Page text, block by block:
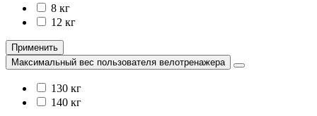
8 кг
12 кг
Применить
Максимальный вес пользователя велотренажера
130 кг
140 кг